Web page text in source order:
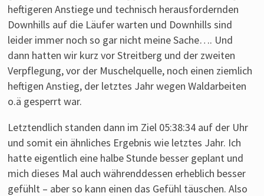
heftigeren Anstiege und technisch herausfordernden
Downhills auf die Läufer warten und Downhills sind
leider immer noch so gar nicht meine Sache…. Und
dann hatten wir kurz vor Streitberg und der zweiten
Verpflegung, vor der Muschelquelle, noch einen ziemlich
heftigen Anstieg, der letztes Jahr wegen Waldarbeiten
o.ä gesperrt war.
Letztendlich standen dann im Ziel 05:38:34 auf der Uhr
und somit ein ähnliches Ergebnis wie letztes Jahr. Ich
hatte eigentlich eine halbe Stunde besser geplant und
mich dieses Mal auch währenddessen erheblich besser
gefühlt – aber so kann einen das Gefühl täuschen. Also